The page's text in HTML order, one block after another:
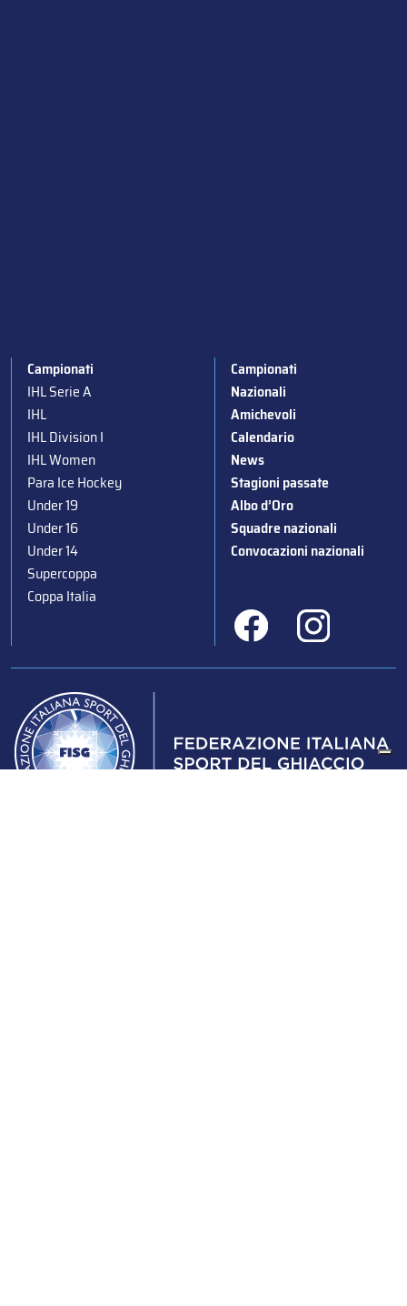
Campionati
IHL Serie A
IHL
IHL Division I
IHL Women
Para Ice Hockey
Under 19
Under 16
Under 14
Supercoppa
Coppa Italia
Campionati
Nazionali
Amichevoli
Calendario
News
Stagioni passate
Albo d’Oro
Squadre nazionali
Convocazioni nazionali